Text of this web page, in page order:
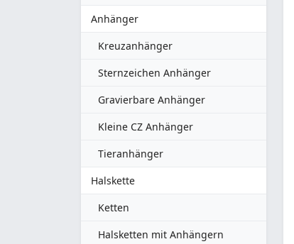
Anhänger
Kreuzanhänger
Sternzeichen Anhänger
Gravierbare Anhänger
Kleine CZ Anhänger
Tieranhänger
Halskette
Ketten
Halsketten mit Anhängern